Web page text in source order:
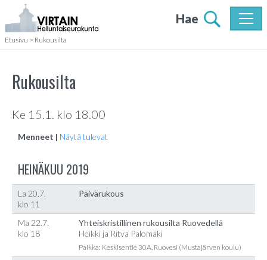
Hae
Etusivu > Rukousilta
Rukousilta
Ke 15.1. klo 18.00
Menneet | Näytä tulevat
HEINÄKUU 2019
La 20.7.
klo 11
Päivärukous
Ma 22.7.
klo 18
Yhteiskristillinen rukousilta Ruovedellä
Heikki ja Ritva Palomäki
Paikka: Keskisentie 30A, Ruovesi (Mustajärven koulu)